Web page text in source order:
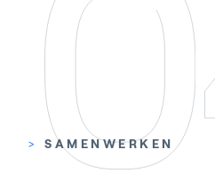
> SAMENWERKEN